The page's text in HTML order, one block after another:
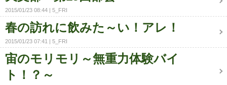
2015/01/23 08:44 5_FRI
春の訪れに飲みた～い！アレ！
2015/01/23 07:41 5_FRI
宙のモリモリ～無重力体験バイ
ト！？～